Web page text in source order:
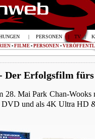
| PERSONEN | TV |
• FILME • PERSONEN •
Der Erfolgsfilm
28. Mai Park Chan-Wooks
und als 4K Ultra HD